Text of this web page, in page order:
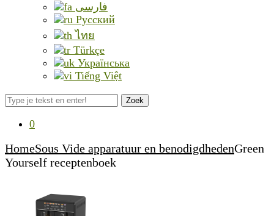
فارسی
Русский
ไทย
Türkçe
Українська
Tiếng Việt
Zoek
0
HomeSous Vide apparatuur en benodigdhedenGreen
Yourself receptenboek